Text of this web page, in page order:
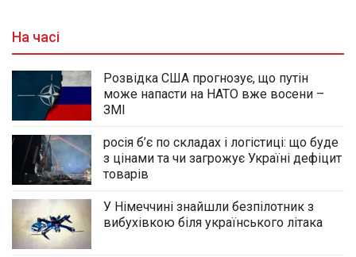
На часі
Розвідка США прогнозує, що путін
може напасти на НАТО вже восени –
ЗМІ
росія б’є по складах і логістиці: що буде
з цінами та чи загрожує Україні дефіцит
товарів
У Німеччині знайшли безпілотник з
вибухівкою біля українського літака